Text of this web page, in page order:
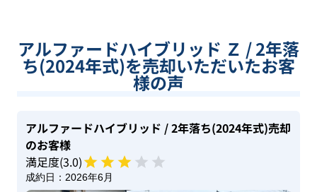
アルファードハイブリッド Ｚ / 2年落
ち(2024年式)を売却いただいたお客
様の声
アルファードハイブリッド / 2年落ち(2024年式)売却
のお客様
満足度(3.0)
成約日： 2026年6月